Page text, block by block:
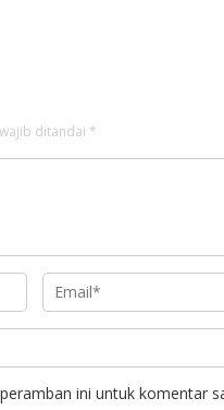
ditandai *
ini untuk komentar